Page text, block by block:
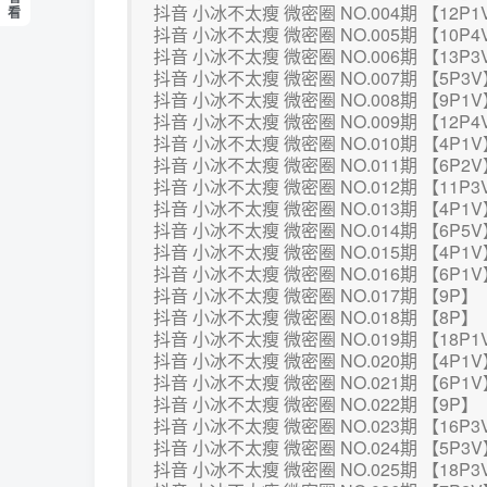
抖音 小冰不太瘦 微密圈 NO.004期 【12P1V
抖音 小冰不太瘦 微密圈 NO.005期 【10P4V
抖音 小冰不太瘦 微密圈 NO.006期 【13P3V
抖音 小冰不太瘦 微密圈 NO.007期 【5P3V
抖音 小冰不太瘦 微密圈 NO.008期 【9P1V
抖音 小冰不太瘦 微密圈 NO.009期 【12P4V
抖音 小冰不太瘦 微密圈 NO.010期 【4P1V
抖音 小冰不太瘦 微密圈 NO.011期 【6P2V
抖音 小冰不太瘦 微密圈 NO.012期 【11P3V
抖音 小冰不太瘦 微密圈 NO.013期 【4P1V
抖音 小冰不太瘦 微密圈 NO.014期 【6P5V
抖音 小冰不太瘦 微密圈 NO.015期 【4P1V
抖音 小冰不太瘦 微密圈 NO.016期 【6P1V
抖音 小冰不太瘦 微密圈 NO.017期 【9P】
抖音 小冰不太瘦 微密圈 NO.018期 【8P】
抖音 小冰不太瘦 微密圈 NO.019期 【18P1V
抖音 小冰不太瘦 微密圈 NO.020期 【4P1V
抖音 小冰不太瘦 微密圈 NO.021期 【6P1V
抖音 小冰不太瘦 微密圈 NO.022期 【9P】
抖音 小冰不太瘦 微密圈 NO.023期 【16P3V
抖音 小冰不太瘦 微密圈 NO.024期 【5P3V
抖音 小冰不太瘦 微密圈 NO.025期 【18P3V
看